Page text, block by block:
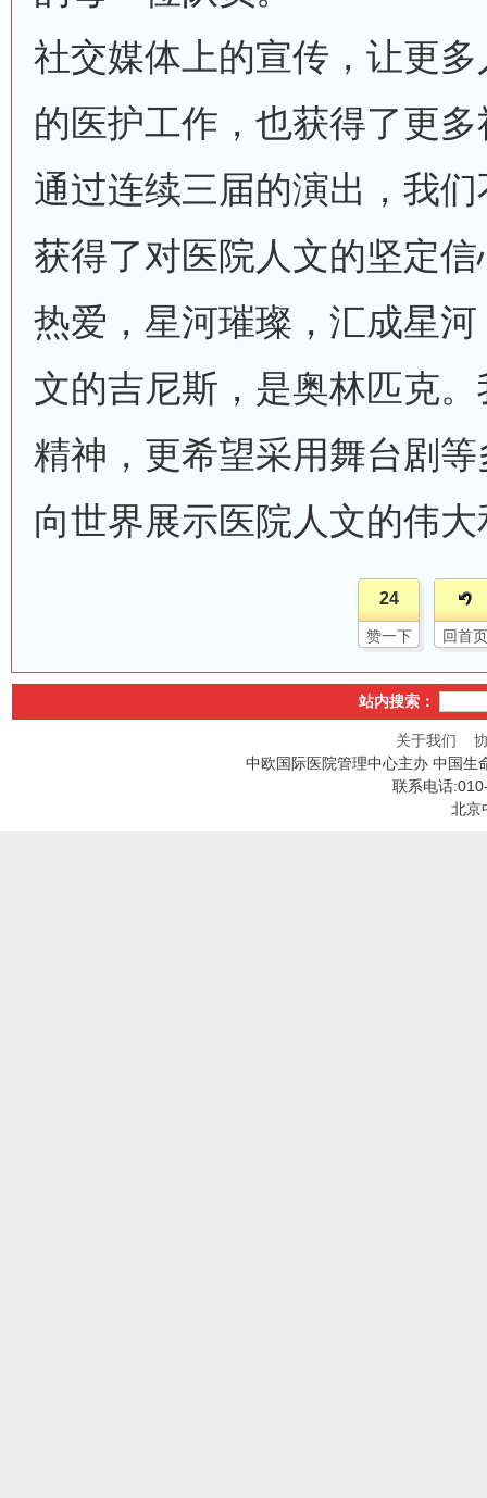
社交媒体上的宣传，让更
的医护工作，也获得了更
通过连续三届的演出，我
获得了对医院人文的坚定
热爱，星河璀璨，汇成星
文的吉尼斯，是奥林匹克
精神，更希望采用舞台剧
向世界展示医院人文的伟
24
赞一下 回首页
站内搜索：
关于我们
中欧国际医院管理中心主办 中国生
联系电话
北京